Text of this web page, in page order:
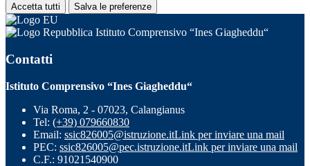
Accetta tutti Salva le preferenze
Istituto Comprensivo “Ines Giagheddu“
Contatti
Istituto Comprensivo “Ines Giagheddu“
Via Roma, 2 - 07023, Calangianus
Tel: (+39) 079660830
Email: ssic826005@istruzione.itLink per inviare una mail
PEC: ssic826005@pec.istruzione.itLink per inviare una mail
C.F.: 91021540900